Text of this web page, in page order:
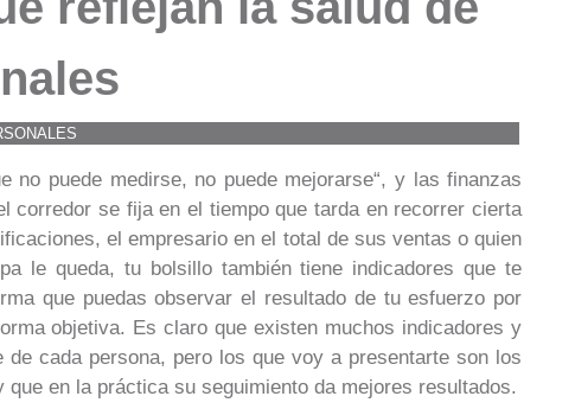
no puede medirse, no puede mejorarse“, y las finanzas
corredor se fija en el tiempo que tarda en recorrer cierta
el empresario en el total de sus ventas o quien
le queda, tu bolsillo también tiene indicadores que te
que puedas observar el resultado de tu esfuerzo por
objetiva. Es claro que existen muchos indicadores y
cada persona, pero los que voy a presentarte son los
en la práctica su seguimiento da mejores resultados.